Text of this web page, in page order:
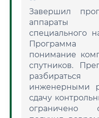
Завершил
аппараты
специального
Программа
понимание
спутников.
инженерными
сдачу
ограничено